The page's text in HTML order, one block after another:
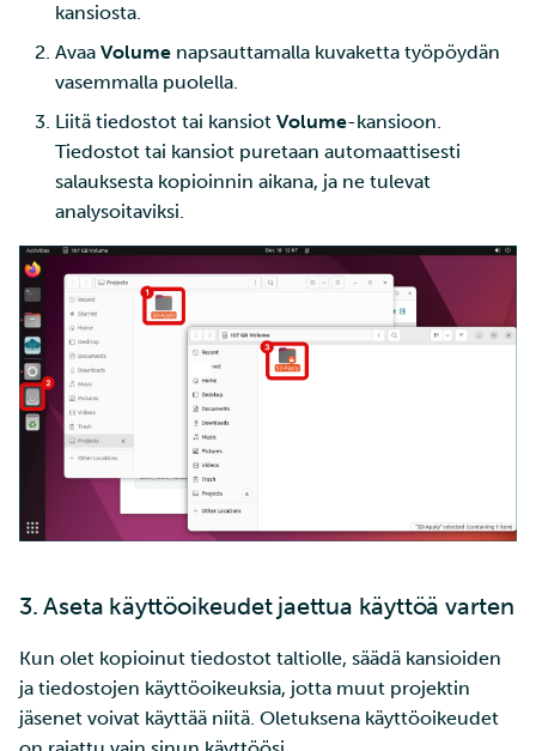
kansiosta.
Avaa Volume napsauttamalla kuvaketta työpöydän
vasemmalla puolella.
Liitä tiedostot tai kansiot Volume-kansioon.
Tiedostot tai kansiot puretaan automaattisesti
salauksesta kopioinnin aikana, ja ne tulevat
analysoitaviksi.
3. Aseta käyttöoikeudet jaettua käyttöä varten
Kun olet kopioinut tiedostot taltiolle, säädä kansioiden
ja tiedostojen käyttöoikeuksia, jotta muut projektin
jäsenet voivat käyttää niitä. Oletuksena käyttöoikeudet